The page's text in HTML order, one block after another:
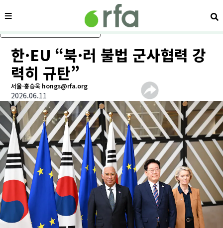
메인 콘텐츠로 건너뛰기
메뉴 검
한·EU “북·러 불법 군사협력 강
력히 규탄”
서울-홍승욱 hongs@rfa.org
2026.06.11